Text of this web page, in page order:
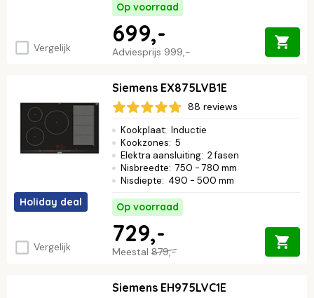
Vergelijk
Op voorraad
Adviesprijs 999,-
699,-
Holiday deal
Vergelijk
Siemens EX875LVB1E
88 reviews
Kookplaat: Inductie
Kookzones: 5
Elektra aansluiting: 2 fasen
Nisbreedte: 750 - 780 mm
Nisdiepte: 490 - 500 mm
Op voorraad
Meestal 879,-
729,-
Siemens EH975LVC1E